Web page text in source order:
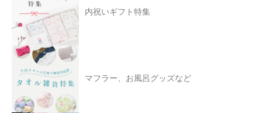
内祝いギフト特集
マフラー、お風呂グッズなど